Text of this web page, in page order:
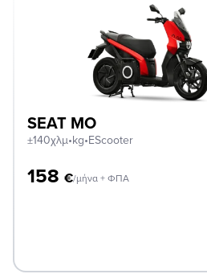
SEAT MO
±140χλμ•kg•EScooter
158 €/μήνα + ΦΠΑ